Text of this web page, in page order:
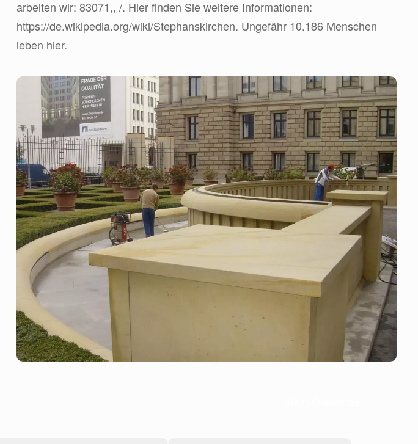
arbeiten wir: 83071,, /. Hier finden Sie weitere Informationen:
https://de.wikipedia.org/wiki/Stephanskirchen. Ungefähr 10.186 Menschen
leben hier.